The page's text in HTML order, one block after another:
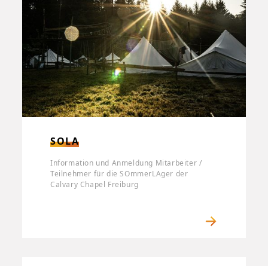
SOLA
Information und Anmeldung Mitarbeiter /
Teilnehmer für die SOmmerLAger der
Calvary Chapel Freiburg